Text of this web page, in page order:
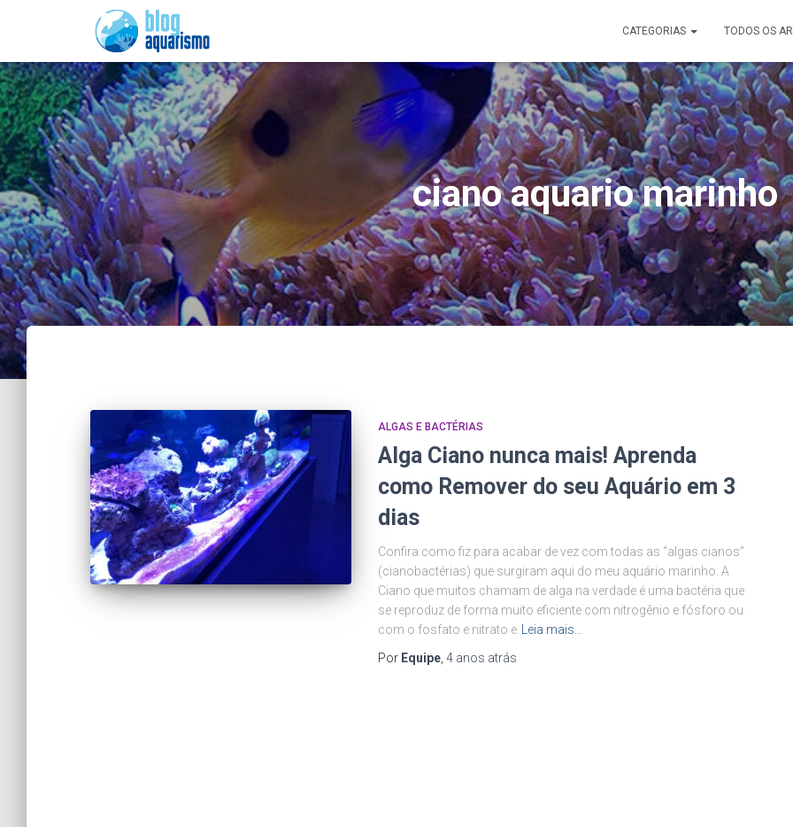
CATEGORIAS TODOS OS
ciano aquario marinho
ALGAS E BACTÉRIAS
Alga Ciano nunca mais! Aprenda
como Remover do seu Aquário em 3
dias
Confira como fiz para acabar de vez com todas as “algas cianos”
(cianobactérias) que surgiram aqui do meu aquário marinho. A
Ciano que muitos chamam de alga na verdade é uma bactéria que
se reproduz de forma muito eficiente com nitrogênio e fósforo ou
com o fosfato e nitrato e
Leia mais…
Por Equipe 4 anos atrás